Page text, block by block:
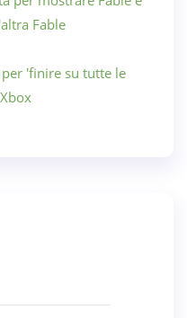
Fable
'finire su tutte le